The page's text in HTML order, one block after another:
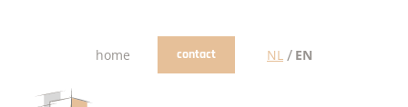
home contact NL / EN